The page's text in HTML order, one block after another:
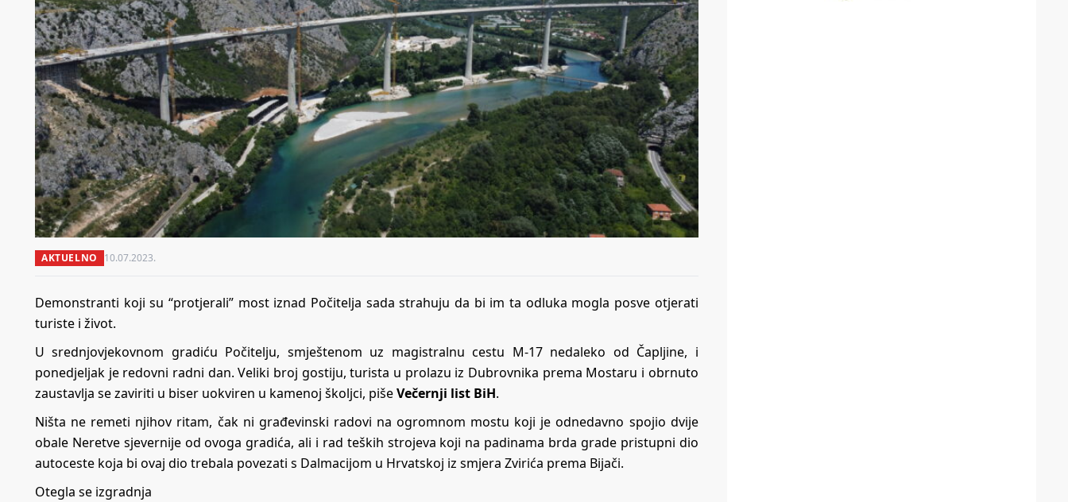
AKTUELNO 10.07.2023.
Demonstranti koji su “protjerali” most iznad Počitelja sada strahuju da bi im ta odluka mogla posve otjerati
turiste i život.
U srednjovjekovnom gradiću Počitelju, smještenom uz magistralnu cestu M-17 nedaleko od Čapljine, i
ponedjeljak je redovni radni dan. Veliki broj gostiju, turista u prolazu iz Dubrovnika prema Mostaru i obrnuto
zaustavlja se zaviriti u biser uokviren u kamenoj školjci, pišeVečernji list BiH.
Ništa ne remeti njihov ritam, čak ni građevinski radovi na ogromnom mostu koji je odnedavno spojio dvije
obale Neretve sjevernije od ovoga gradića, ali i rad teških strojeva koji na padinama brda grade pristupni dio
autoceste koja bi ovaj dio trebala povezati s Dalmacijom u Hrvatskoj iz smjera Zvirića prema Bijači.
Otegla se izgradnja